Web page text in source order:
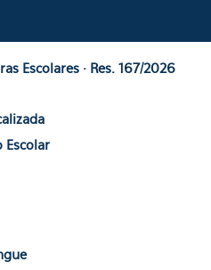
Escolares · Res. 167/2026
Escolar